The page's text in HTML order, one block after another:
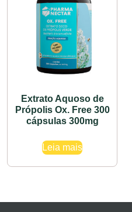
Extrato Aquoso de
Própolis Ox. Free 300
cápsulas 300mg
Leia mais